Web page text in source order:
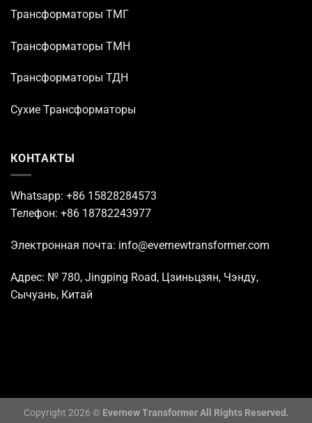
Трансформаторы ТМГ
Трансформаторы ТМН
Трансформаторы ТДН
Сухие Трансформаторы
КОНТАКТЫ
Whatsapp: +86 15828284573
Телефон: +86 18782243977
Электронная почта: info@evernewtransformer.com
Адрес: № 780, Jingping Road, Цзиньцзян, Чэнду,
Сычуань, Китай
Copyright 2026 © Evernew Transformer All Rights Reserved.